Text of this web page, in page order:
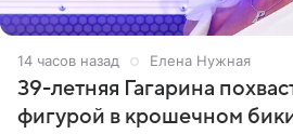
14 часов назад Елена Нужная
39-летняя Гагарина
фигурой в крошечном